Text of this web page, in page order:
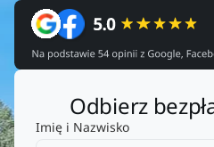
Odbierz
Imię i Nazwisko